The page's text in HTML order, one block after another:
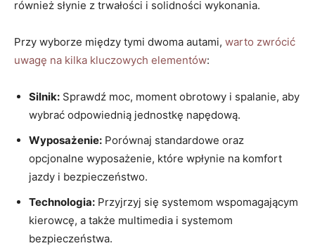
również słynie ⁤z trwałości i​ solidności wykonania.
Przy wyborze między tymi⁣ dwoma autami, warto zwrócić
uwagę na kilka kluczowych elementów:
Silnik: Sprawdź​ moc, moment obrotowy i spalanie, aby
wybrać ​odpowiednią jednostkę napędową.
Wyposażenie: Porównaj ⁢standardowe oraz
opcjonalne wyposażenie, które wpłynie na‌ komfort
jazdy i bezpieczeństwo.
Technologia: Przyjrzyj się‌ systemom ​wspomagającym
kierowcę, a także ‍multimedia⁤ i ‌systemom
bezpieczeństwa.